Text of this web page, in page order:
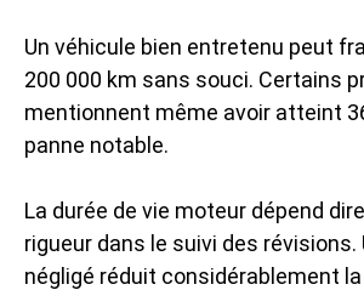
Un véhicule bien entretenu peut
200 000 km sans souci. Certains
mentionnent même avoir atteint
panne notable.
La durée de vie moteur dépend
rigueur dans le suivi des révisions.
négligé réduit considérablement